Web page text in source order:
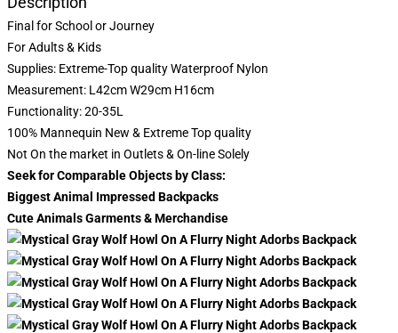
Final for School or Journey
For Adults & Kids
Supplies: Extreme-Top quality Waterproof Nylon
Measurement: L42cm W29cm H16cm
Functionality: 20-35L
100% Mannequin New & Extreme Top quality
Not On the market in Outlets & On-line Solely
Seek for Comparable Objects by Class:
Biggest Animal Impressed Backpacks
Cute Animals Garments & Merchandise